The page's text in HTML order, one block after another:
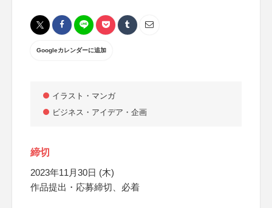
Googleカレンダーに追加
イラスト・マンガ
ビジネス・アイデア・企画
締切
2023年11月30日 (木)
作品提出・応募締切、必着